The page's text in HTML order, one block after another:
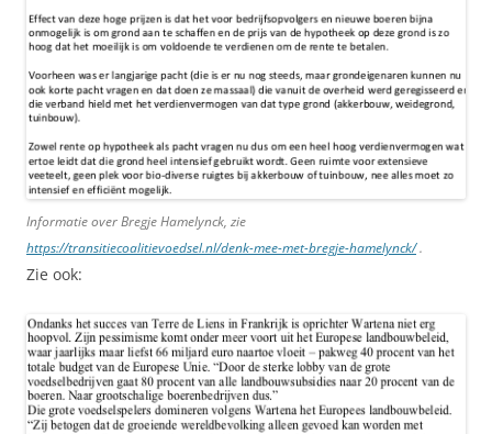
Informatie over Bregje Hamelynck, zie
https://transitiecoalitievoedsel.nl/denk-mee-met-bregje-hamelynck/.
Zie ook: